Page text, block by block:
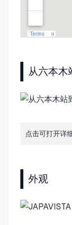
从六本木
点击可打开详
外观